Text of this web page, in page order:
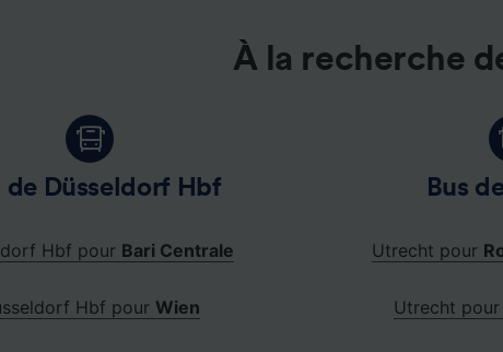
À la recherche
de Düsseldorf Hbf
Hbf pour Bari Centrale
Hbf pour Wien
Bus
Utrecht pour
Utrecht pour